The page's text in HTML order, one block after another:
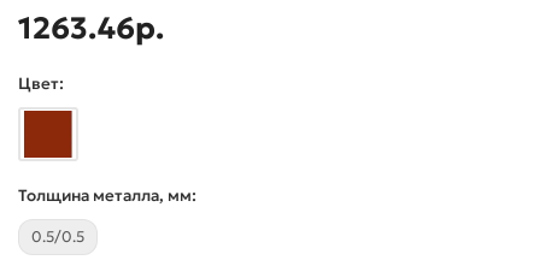
1263.46р.
Цвет:
Толщина металла, мм:
0.5/0.5